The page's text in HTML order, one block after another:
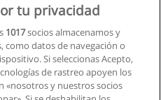
tu privacidad
1017socios almacenamos y
como datos de navegación o
Si seleccionas Acepto,
de rastreo apoyen los
«nosotros y nuestros socios